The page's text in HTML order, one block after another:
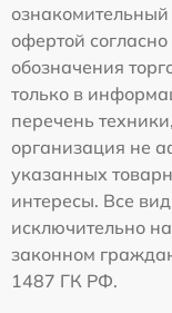
офертой
обозначения
только в
перечень
организация не
указанных
интересы. Все
исключительно
законном
1487 ГК РФ.